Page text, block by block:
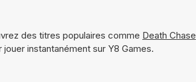
des titres populaires comme Death Chase
instantanément sur Y8 Games.